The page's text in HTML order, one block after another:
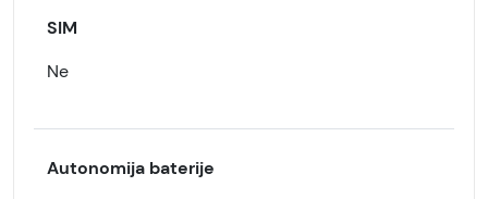
SIM
Ne
Autonomija baterije